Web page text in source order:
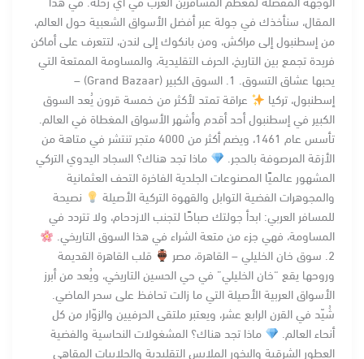
المقال، سنأخذك في جولة عبر أفضل الأسواق الشعبية حول العالم،
من إسطنبول إلى مراكش، ومن بانكوك إلى لندن، لتتعرف على أماكن
فريدة تجمع بين التاريخ، الحرف التقليدية، والمساومة الممتعة التي
يحبها عشاق التسوق. 1. السوق الكبير (Grand Bazaar) –
إسطنبول، تركيا
عراقة تمتد لأكثر من خمسة قرون يُعد السوق
الكبير في إسطنبول أحد أقدم وأشهر الأسواق المغطاة في العالم.
تأسس عام 1461، ويضم أكثر من 4000 متجر تنتشر في متاهة من
الأزقة المرصوفة بالحجر.
ماذا تجد هناك؟ السجاد اليدوي التركي
المشهور عالميًا المصنوعات الجلدية الفاخرة التحف العثمانية
والمجوهرات الفضية التوابل والقهوة التركية الأصيلة
نصيحة
للمسافر العربي: ابدأ جولتك صباحًا لتجنب الازدحام، ولا تتردد في
المساومة، فهي جزء من متعة الشراء في هذا السوق التاريخي.
2. سوق خان الخليلي – القاهرة، مصر
قلب القاهرة القديمة
وروحها يقع “خان الخليلي” في حي الحسين التاريخي، ويُعد من أبرز
الأسواق العربية الأصيلة التي ما زالت تحافظ على سحر الماضي.
شُيّد في القرن الرابع عشر، ويعتبر ملتقى الحرفيين والزوّار من كل
أنحاء العالم.
ماذا تجد هناك؟ المشغولات النحاسية والفضية
العطور الشرقية والبخور الملابس التقليدية والجلابيات المقاهي